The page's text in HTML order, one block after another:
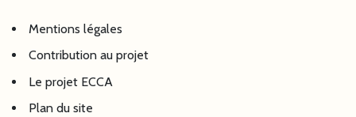
Mentions légales
Contribution au projet
Le projet ECCA
Plan du site